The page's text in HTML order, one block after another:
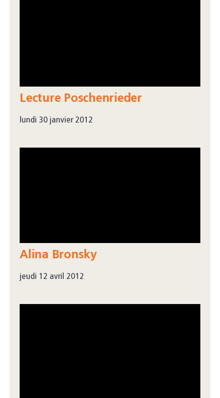
Lecture Poschenrieder
lundi 30 janvier 2012
Alina Bronsky
jeudi 12 avril 2012